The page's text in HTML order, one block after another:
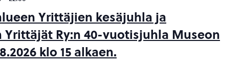
Yrittäjien kesäjuhla ja
Yrittäjät Ry:n 40-vuotisjuhla Museon
klo 15 alkaen.